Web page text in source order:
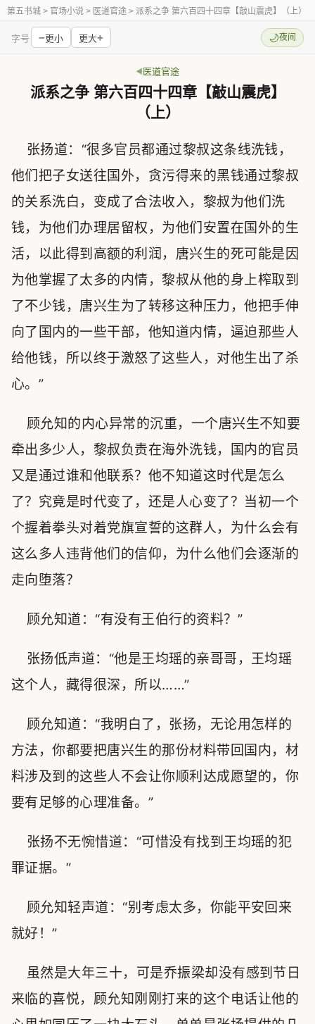
第五书城 > 官场小说 > 医道官途 > 派系之争 第六百四十四章【敲山震虎】（上）
字号 −更小 更大+ 🌙夜间
医道官途
派系之争 第六百四十四章【敲山震虎】
（上）
张扬道：“很多官员都通过黎叔这条线洗钱，
他们把子女送往国外，贪污得来的黑钱通过黎叔
的关系洗白，变成了合法收入，黎叔为他们洗
钱，为他们办理居留权，为他们安置在国外的生
活，以此得到高额的利润，唐兴生的死可能是因
为他掌握了太多的内情，黎叔从他的身上榨取到
了不少钱，唐兴生为了转移这种压力，他把手伸
向了国内的一些干部，他知道内情，逼迫那些人
给他钱，所以终于激怒了这些人，对他生出了杀
心。”
顾允知的内心异常的沉重，一个唐兴生不知要
牵出多少人，黎叔负责在海外洗钱，国内的官员
又是通过谁和他联系？他不知道这时代是怎么
了？究竟是时代变了，还是人心变了？当初一个
个握着拳头对着党旗宣誓的这群人，为什么会有
这么多人违背他们的信仰，为什么他们会逐渐的
走向堕落？
顾允知道：“有没有王伯行的资料？”
张扬低声道：“他是王均瑶的亲哥哥，王均瑶
这个人，藏得很深，所以……”
顾允知道：“我明白了，张扬，无论用怎样的
方法，你都要把唐兴生的那份材料带回国内，材
料涉及到的这些人不会让你顺利达成愿望的，你
要有足够的心理准备。”
张扬不无惋惜道：“可惜没有找到王均瑶的犯
罪证据。”
顾允知轻声道：“别考虑太多，你能平安回来
就好！”
虽然是大年三十，可是乔振梁却没有感到节日
来临的喜悦，顾允知刚刚打来的这个电话让他的